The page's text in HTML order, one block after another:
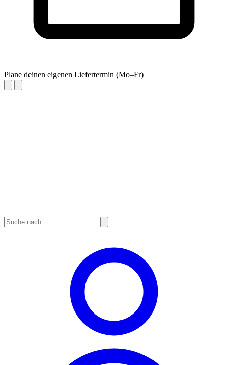
Plane deinen eigenen Liefertermin (Mo–Fr)